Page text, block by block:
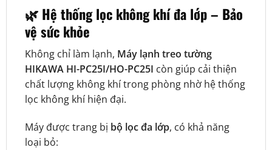
🌿 Hệ thống lọc không khí đa lớp – Bảo
vệ sức khỏe
Không chỉ làm lạnh, Máy lạnh treo tường
HIKAWA HI-PC25I/HO-PC25I còn giúp cải thiện
chất lượng không khí trong phòng nhờ hệ thống
lọc không khí hiện đại.
Máy được trang bị bộ lọc đa lớp, có khả năng
loại bỏ: